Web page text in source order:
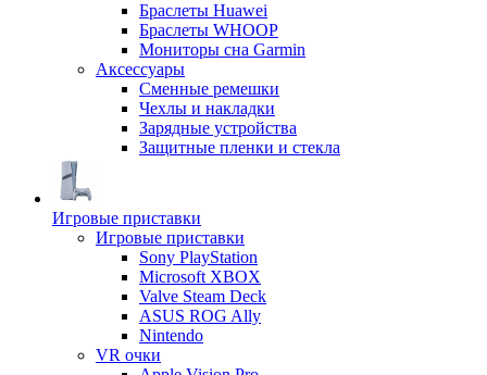
Браслеты Huawei
Браслеты WHOOP
Мониторы сна Garmin
Аксессуары
Сменные ремешки
Чехлы и накладки
Зарядные устройства
Защитные пленки и стекла
Игровые приставки
Игровые приставки
Sony PlayStation
Microsoft XBOX
Valve Steam Deck
ASUS ROG Ally
Nintendo
VR очки